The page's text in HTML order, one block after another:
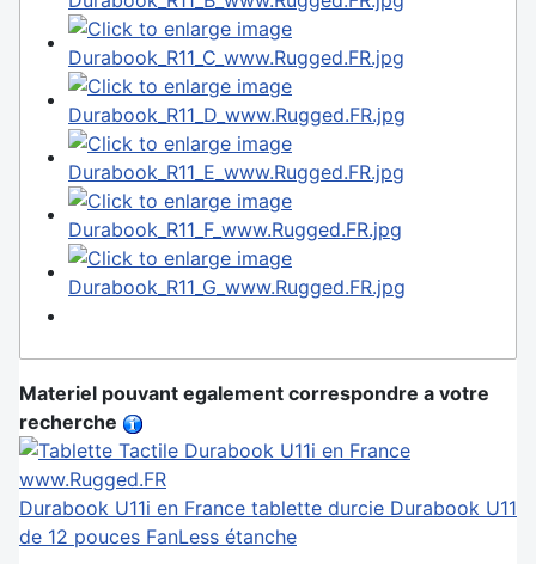
Materiel pouvant egalement correspondre a votre
recherche
Durabook U11i en France tablette durcie Durabook U11
de 12 pouces FanLess étanche